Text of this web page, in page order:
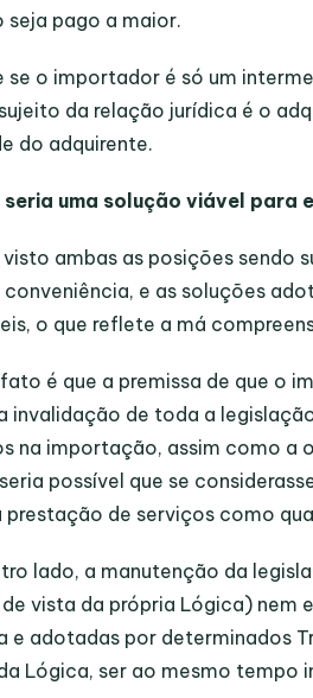
seja pago a maior.
se o importador é só um
da relação jurídica é o
do adquirente.
seria uma solução viável para
visto ambas as posições sendo
e as soluções
o que reflete a má
é que a premissa de que o
invalidação de toda a
na importação, assim como a
possível que se
prestação de serviços como
lado, a manutenção da
vista da própria Lógica) nem
e adotadas por determinados
Lógica, ser ao mesmo tempo